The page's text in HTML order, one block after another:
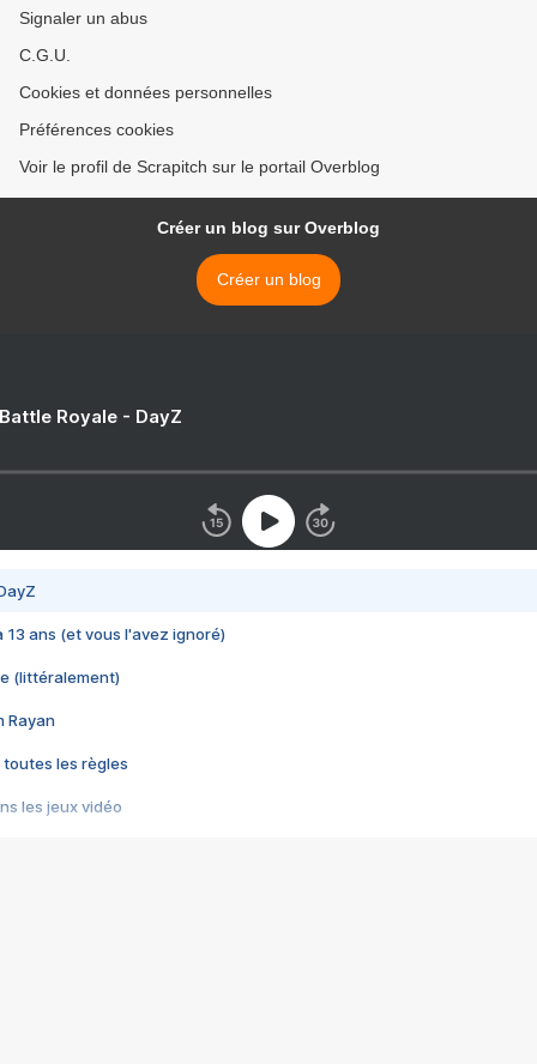
Signaler un abus
C.G.U.
Cookies et données personnelles
Préférences cookies
Voir le profil de Scrapitch sur le portail Overblog
Créer un blog sur Overblog
Créer un blog
Royale - DayZ
13 ans (et vous l'avez ignoré)
(littéralement)
Rayan
toutes les règles
les jeux vidéo